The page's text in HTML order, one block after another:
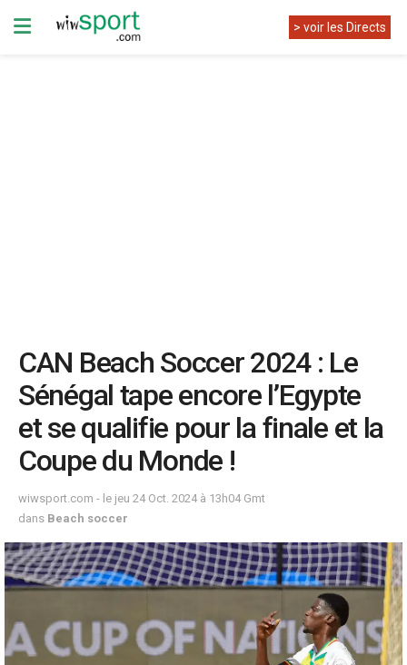
> voir les Directs
CAN Beach Soccer 2024 : Le
Sénégal tape encore l’Egypte
et se qualifie pour la finale et la
Coupe du Monde !
wiwsport.com - le jeu 24 Oct. 2024 à 13h04 Gmt
dans Beach soccer